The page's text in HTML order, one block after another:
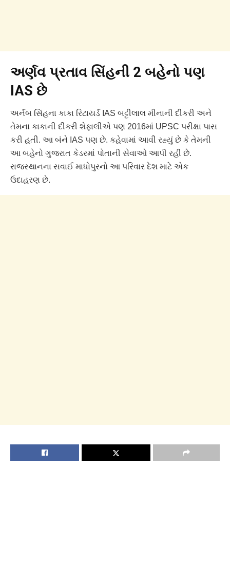
અર્ણવ પ્રતાવ સિંહની 2 બહેનો પણ
IAS છે
અર્નબ સિંહના કાકા રિટાયર્ડ IAS બટ્ટીલાલ મીનાની દીકરી અને
તેમના કાકાની દીકરી શેફાલીએ પણ 2016માં UPSC પરીક્ષા પાસ
કરી હતી. આ બંને IAS પણ છે. કહેવામાં આવી રહ્યું છે કે તેમની
આ બહેનો ગુજરાત કેડરમાં પોતાની સેવાઓ આપી રહી છે.
રાજસ્થાનના સવાઈ માધોપુરનો આ પરિવાર દેશ માટે એક
ઉદાહરણ છે.